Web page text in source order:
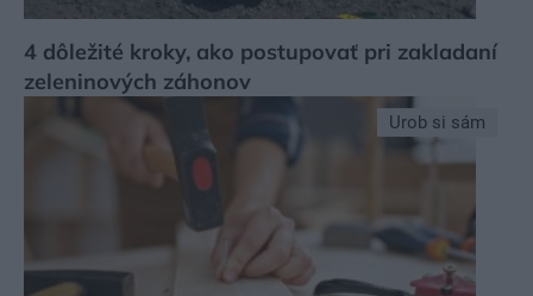
4 dôležité kroky, ako postupovať pri zakladaní
zeleninových záhonov
Urob si sám